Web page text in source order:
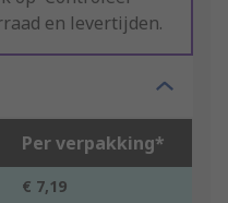
en levertijden.
Per verpakking*
€ 7,19